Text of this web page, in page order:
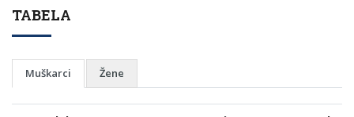
TABELA
Muškarci Žene